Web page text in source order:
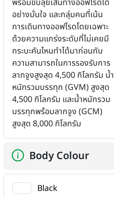
พร้อมขับลุยเส้นทางออฟโรดได้
อย่างมั่นใจ และกลุ่มคนที่เน้น
การเดินทางออฟโรดโดยเฉพาะ
ด้วยความแกร่งระดับที่ไม่เคยมี
กระบะคันไหนทำได้มาก่อนกับ
ความสามารถในการรองรับการ
ลากจูงสูงสุด 4,500 กิโลกรัม น้ำ
หนักรวมบรรทุก (GVM) สูงสุด
4,500 กิโลกรัม และน้ำหนักรวม
บรรทุกพร้อมลากจูง (GCM)
สูงสุด 8,000 กิโลกรัม
Body Colour
Black